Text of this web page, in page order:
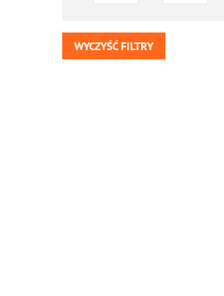
WYCZYŚĆ FILTRY